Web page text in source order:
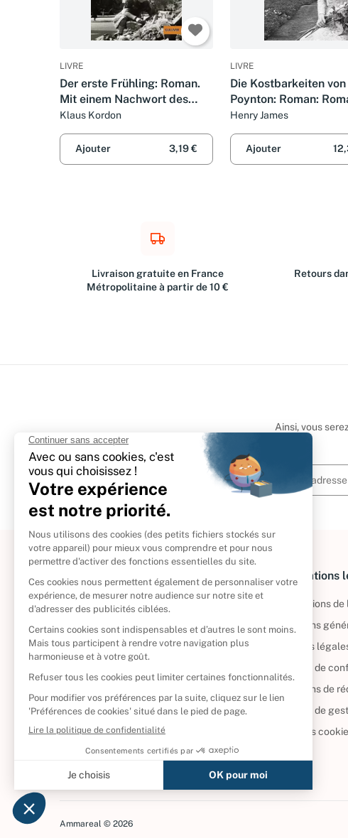
LIVRE
Der erste Frühling: Roman.
Mit einem Nachwort des
Autors
Klaus Kordon
Ajouter 3,19 €
LIVRE
Die Kostbarkeiten von
Poynton: Roman:
Übersetzt von Nikolaus
Stingl, mit einem
von Alexander
Henry James
Ajouter
Livraison gratuite en France
Métropolitaine à partir de 10 €
Retours
Ainsi, vous
À propos
Politique de retour
Reprendre vos livres
Qui sommes-nous ?
CD d'occasion
DVD d'occasion
Livres d’occasion
Informations
Informations de
Conditions
Mentions
Politique de
Conditions de
Politique de
Gérer vos
Ammareal © 2026